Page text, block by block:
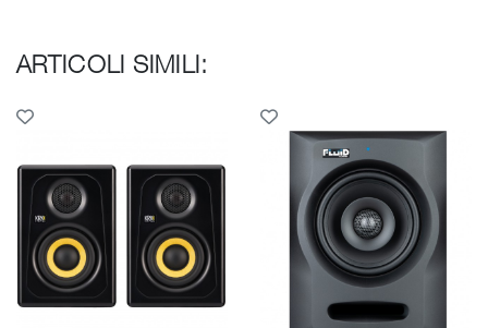
ARTICOLI SIMILI: